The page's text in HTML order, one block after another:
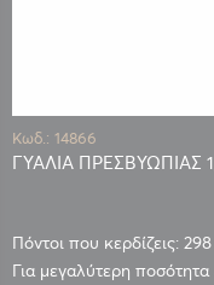
Κωδ.: 14866
ΓΥΑΛΙΑ ΠΡΕΣΒΥΩΠΙΑΣ
Πόντοι που κερδίζεις: 298
Για μεγαλύτερη